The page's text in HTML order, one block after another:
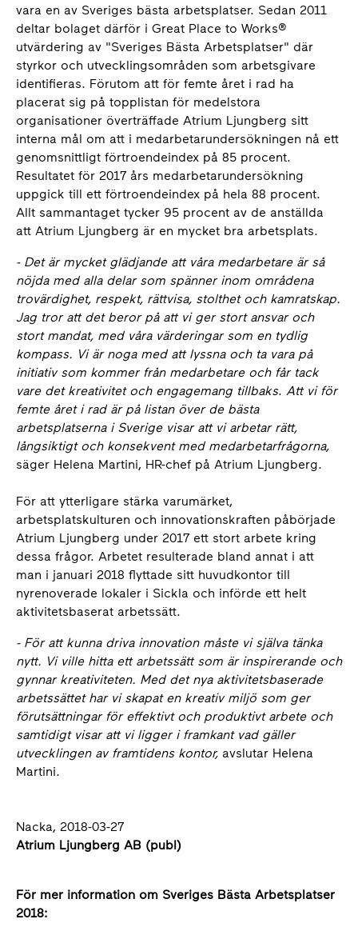
vara en av Sveriges bästa arbetsplatser. Sedan 2011
deltar bolaget därför i Great Place to Works®
utvärdering av "Sveriges Bästa Arbetsplatser" där
styrkor och utvecklingsområden som arbetsgivare
identifieras. Förutom att för femte året i rad ha
placerat sig på topplistan för medelstora
organisationer överträffade Atrium Ljungberg sitt
interna mål om att i medarbetarundersökningen nå ett
genomsnittligt förtroendeindex på 85 procent.
Resultatet för 2017 års medarbetarundersökning
uppgick till ett förtroendeindex på hela 88 procent.
Allt sammantaget tycker 95 procent av de anställda
att Atrium Ljungberg är en mycket bra arbetsplats.
- Det är mycket glädjande att våra medarbetare är så
nöjda med alla delar som spänner inom områdena
trovärdighet, respekt, rättvisa, stolthet och kamratskap.
Jag tror att det beror på att vi ger stort ansvar och
stort mandat, med våra värderingar som en tydlig
kompass. Vi är noga med att lyssna och ta vara på
initiativ som kommer från medarbetare och får tack
vare det kreativitet och engagemang tillbaks. Att vi för
femte året i rad är på listan över de bästa
arbetsplatserna i Sverige visar att vi arbetar rätt,
långsiktigt och konsekvent med medarbetarfrågorna,
säger Helena Martini, HR-chef på Atrium Ljungberg.
För att ytterligare stärka varumärket,
arbetsplatskulturen och innovationskraften påbörjade
Atrium Ljungberg under 2017 ett stort arbete kring
dessa frågor. Arbetet resulterade bland annat i att
man i januari 2018 flyttade sitt huvudkontor till
nyrenoverade lokaler i Sickla och införde ett helt
aktivitetsbaserat arbetssätt.
- För att kunna driva innovation måste vi själva tänka
nytt. Vi ville hitta ett arbetssätt som är inspirerande och
gynnar kreativiteten. Med det nya aktivitetsbaserade
arbetssättet har vi skapat en kreativ miljö som ger
förutsättningar för effektivt och produktivt arbete och
samtidigt visar att vi ligger i framkant vad gäller
utvecklingen av framtidens kontor, avslutar Helena
Martini.
Nacka, 2018-03-27
Atrium Ljungberg AB (publ)
För mer information om Sveriges Bästa Arbetsplatser
2018: